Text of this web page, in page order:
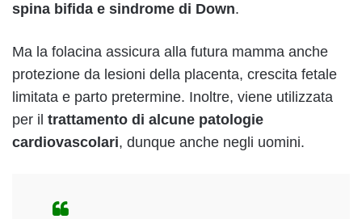
spina bifida e sindrome di Down.
Ma la folacina assicura alla futura mamma anche
protezione da lesioni della placenta, crescita fetale
limitata e parto pretermine. Inoltre, viene utilizzata
per il trattamento di alcune patologie
cardiovascolari, dunque anche negli uomini.